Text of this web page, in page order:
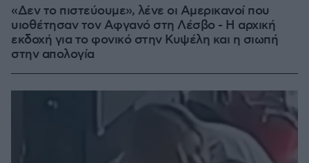
«Δεν το πιστεύουμε», λένε οι Αμερικανοί που
υιοθέτησαν τον Αφγανό στη Λέσβο - Η αρχική
εκδοχή για το φονικό στην Κυψέλη και η σιωπή
στην απολογία